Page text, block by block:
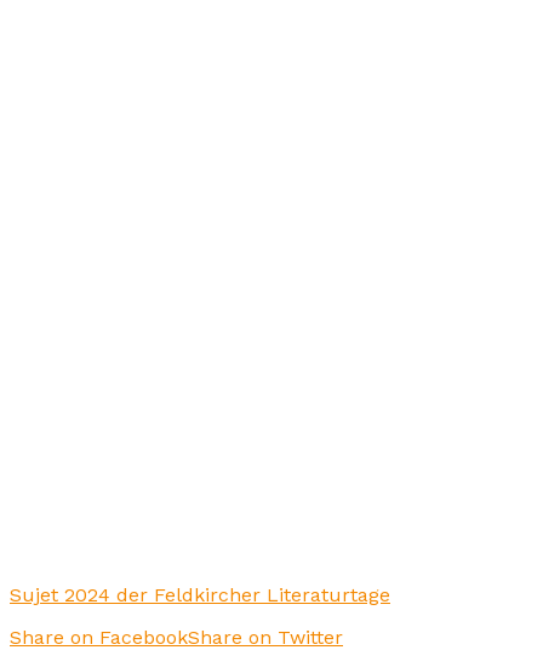
Sujet 2024 der Feldkircher Literaturtage
Share on FacebookShare on Twitter